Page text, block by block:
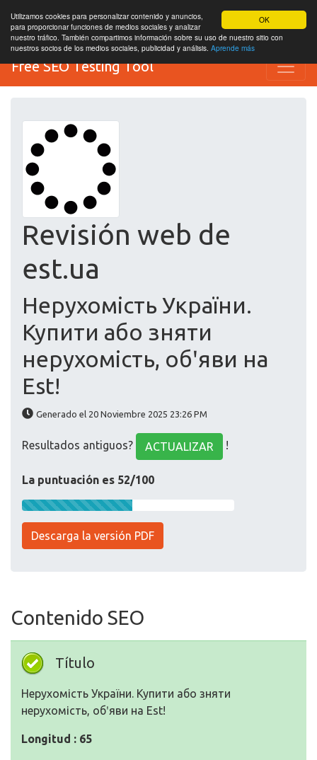
OK
Utilizamos cookies para personalizar contenido y anuncios,
para proporcionar funciones de medios sociales y analizar
nuestro tráfico. También compartimos información sobre su uso de nuestro sitio con
nuestros socios de los medios sociales, publicidad y análisis. Aprende más
Free SEO Testing Tool
Revisión web de
est.ua
Нерухомість України.
Купити або зняти
нерухомість, обʹяви на
Est!
Generado el 20 Noviembre 2025 23:26 PM
Resultados antiguos? ACTUALIZAR !
La puntuación es 52/100
Descarga la versión PDF
Contenido SEO
Título
Нерухомість України. Купити або зняти
нерухомість, обʹяви на Est!
Longitud : 65